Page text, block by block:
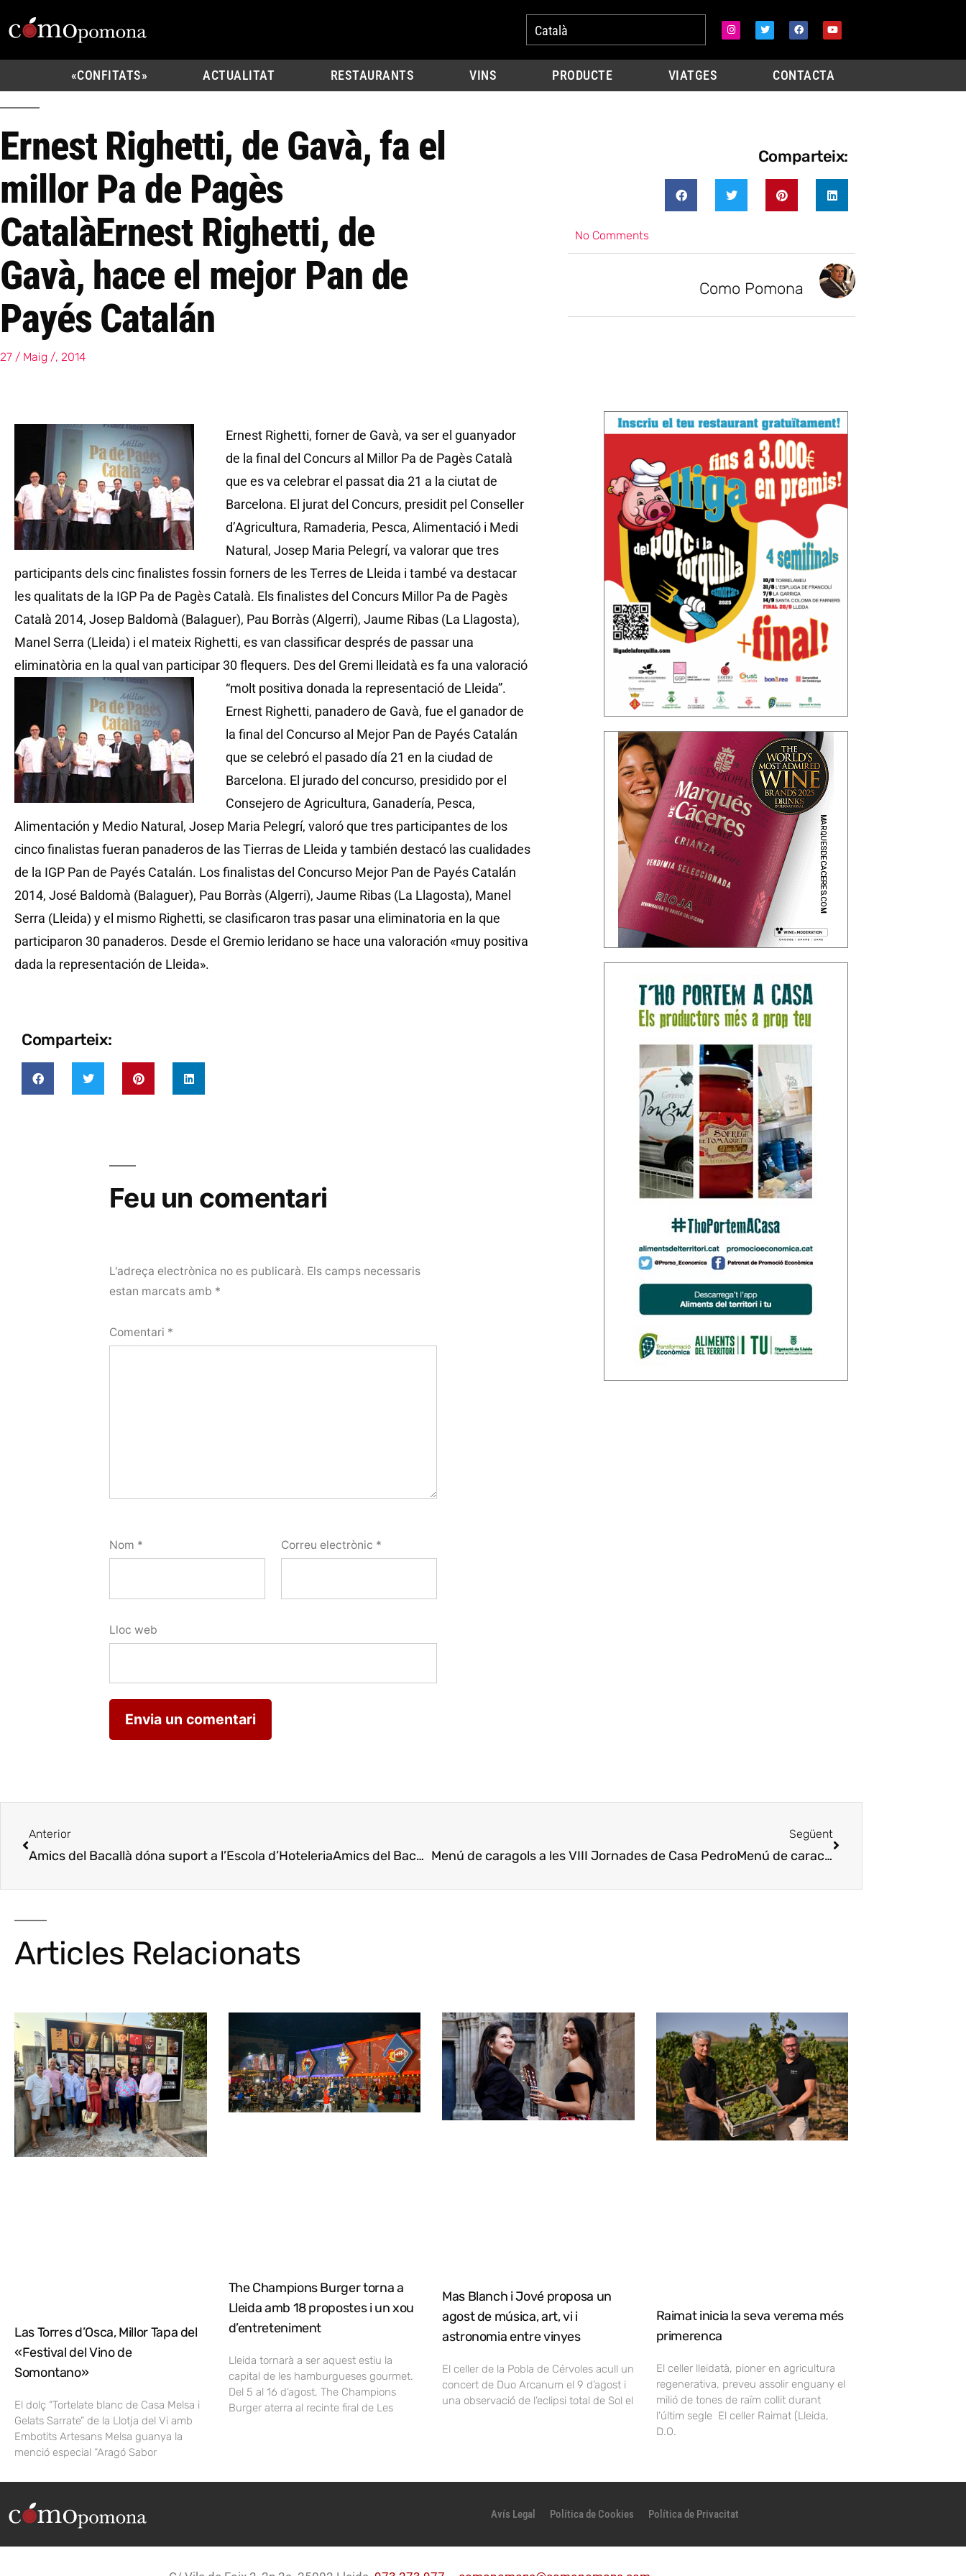
Català
«CONFITATS» ACTUALITAT RESTAURANTS VINS PRODUCTE VIATGES CONTACTA
Ernest Righetti, de Gavà, fa el
millor Pa de Pagès
CatalàErnest Righetti, de
Gavà, hace el mejor Pan de
Payés Catalán
27 / Maig /, 2014
Comparteix:
No Comments
Como Pomona
Ernest Righetti, forner de Gavà, va ser el guanyador
de la final del Concurs al Millor Pa de Pagès Català
que es va celebrar el passat dia 21 a la ciutat de
Barcelona. El jurat del Concurs, presidit pel Conseller
d’Agricultura, Ramaderia, Pesca, Alimentació i Medi
Natural, Josep Maria Pelegrí, va valorar que tres
participants dels cinc finalistes fossin forners de les Terres de Lleida i també va destacar
les qualitats de la IGP Pa de Pagès Català. Els finalistes del Concurs Millor Pa de Pagès
Català 2014, Josep Baldomà (Balaguer), Pau Borràs (Algerri), Jaume Ribas (La Llagosta),
Manel Serra (Lleida) i el mateix Righetti, es van classificar després de passar una
eliminatòria en la qual van participar 30 flequers. Des del Gremi lleidatà es fa una valoració
“molt positiva donada la representació de Lleida”.
Ernest Righetti, panadero de Gavà, fue el ganador de
la final del Concurso al Mejor Pan de Payés Catalán
que se celebró el pasado día 21 en la ciudad de
Barcelona. El jurado del concurso, presidido por el
Consejero de Agricultura, Ganadería, Pesca,
Alimentación y Medio Natural, Josep Maria Pelegrí, valoró que tres participantes de los
cinco finalistas fueran panaderos de las Tierras de Lleida y también destacó las cualidades
de la IGP Pan de Payés Catalán. Los finalistas del Concurso Mejor Pan de Payés Catalán
2014, José Baldomà (Balaguer), Pau Borràs (Algerri), Jaume Ribas (La Llagosta), Manel
Serra (Lleida) y el mismo Righetti, se clasificaron tras pasar una eliminatoria en la que
participaron 30 panaderos. Desde el Gremio leridano se hace una valoración «muy positiva
dada la representación de Lleida».
Comparteix:
Feu un comentari
L'adreça electrònica no es publicarà. Els camps necessaris
estan marcats amb *
Comentari *
Nom * Correu electrònic *
Lloc web
Anterior
Amics del Bacallà dóna suport a l’Escola d’HoteleriaAmics del Bacallà apoya a la Escuela de Hostelería
Següent
Menú de caragols a les VIII Jornades de Casa PedroMenú de caracoles en las VIII Jornadas de Casa Pedro
Articles Relacionats
Las Torres d’Osca, Millor Tapa del
«Festival del Vino de
Somontano»
El dolç “Tortelate blanc de Casa Melsa i
Gelats Sarrate” de la Llotja del Vi amb
Embotits Artesans Melsa guanya la
menció especial “Aragó Sabor
The Champions Burger torna a
Lleida amb 18 propostes i un xou
d’entreteniment
Lleida tornarà a ser aquest estiu la
capital de les hamburgueses gourmet.
Del 5 al 16 d’agost, The Champions
Burger aterra al recinte firal de Les
Mas Blanch i Jové proposa un
agost de música, art, vi i
astronomia entre vinyes
El celler de la Pobla de Cérvoles acull un
concert de Duo Arcanum el 9 d’agost i
una observació de l’eclipsi total de Sol el
Raimat inicia la seva verema més
primerenca
El celler lleidatà, pioner en agricultura
regenerativa, preveu assolir enguany el
milió de tones de raïm collit durant
l’últim segle El celler Raimat (Lleida,
D.O.
Avís Legal Política de Cookies Política de Privacitat